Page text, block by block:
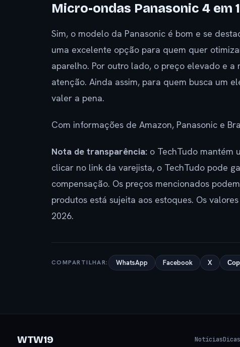
Micro-ondas Panasonic 4 em
Sim, o modelo da Panasonic é bom e se
uma excelente opção para quem quer
aparelho. Por outro lado, o preço elevado e
atenção. Ainda assim, para quem busca um
valer a pena.
Com informações de Amazon, Panasonic e
Nota de transparência: o TechTudo mantém
clicar no link da varejista, o TechTudo pode
compensação. Os preços mencionados
produtos está sujeita aos estoques. Os
2026.
COMPARTILHAR: WhatsApp Facebook X
WTW19 NotíciasDicas